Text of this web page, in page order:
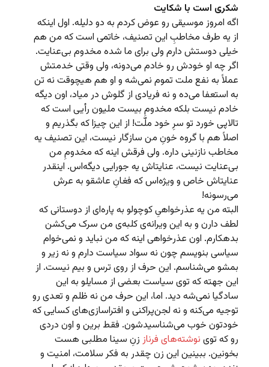
شکری است با شکایت
اگه امروز موسیقی رو عوض کردم به دو دلیله. اول اینکه
از یه طرف مخاطبِ این تصنیف، خاتمی است که من هم
خیلی دوستش دارم ولی برای ما شده مخدوم بی‌عنایت.
اگر چه او خودش رو خادم می‌دونه، ولی وقتی خدمتش
عملاً به نفع ملت تموم نمی‌شه و او هم هیچوقت نه تن
به استعفا می‌ده و نه فریادی از گلوش در میاد، اون دیگه
خادم نیست بلکه مخدومِ بیست ملیون رأیی است که
تالاپی خورد تو سرِ خود ملّت! از این چیزا که بگذریم و
اصلاً هم با گروه خونِ من سازگار نیست، این تصنیف یه
مخاطب نازنینی داره. ولی فرقش اینه که مخدومِ من
بی‌عنایت نیست، عنایتاش یه جورایی دیگه‌اس. اینقدر
عنایتاش خاص و ویژه‌اس که فغانِ عاشقو به عرش
می‌رسونه!
البته من یه عذرخواهیِ کوچولو به پاره‌ای از دوستانی که
لطف دارن و به این ویرانه‌ی کلبه‌ی من سرک می‌کشن
بدهکارم. اون عذرخواهی اینه که من نباید و نمی‌خوام
سیاسی بنویسم چون نه سواد سیاست دارم و نه زیر و
بمشو می‌شناسم. این حرف از روی ترس و بیم نیست. از
این جهته که توی سیاست بعضی از مسایلو به این
سادگیا نمی‌شه دید. اما، این حرف من نه ظلم و تعدی رو
توجیه می‌کنه و نه لجن‌پراکنی و افتراسازی‌های کسایی که
خودتون خوب می‌شناسیدشون. فقط برین و اون دردی
رو که توی نوشته‌های فرناز زنِ سینا مطلبی هست
بخونین. ببینین این زن چقدر به فکر سلامت، امنیت و